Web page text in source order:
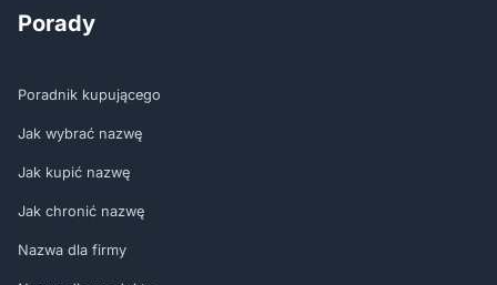
Porady
Poradnik kupującego
Jak wybrać nazwę
Jak kupić nazwę
Jak chronić nazwę
Nazwa dla firmy